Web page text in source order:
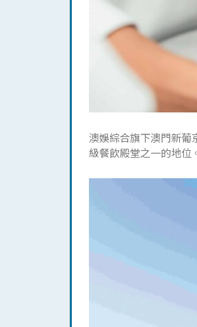
澳娛綜合旗下澳門新葡
級餐飲殿堂之一的地位